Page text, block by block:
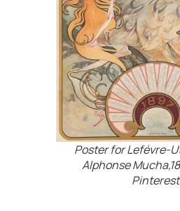
Poster for Lefévre-
Alphonse